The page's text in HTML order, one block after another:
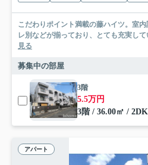
こだわりポイント満載の藤ハイツ。室
レ別などが揃っており、とても充実し
見る
募集中の部屋
3階
5.5万円
3階 / 36.00㎡ / 2DK
アパート